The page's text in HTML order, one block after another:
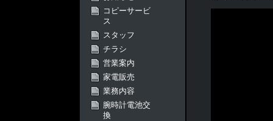
コピーサービ
ス
スタッフ
チラシ
営業案内
家電販売
業務内容
腕時計電池交
換